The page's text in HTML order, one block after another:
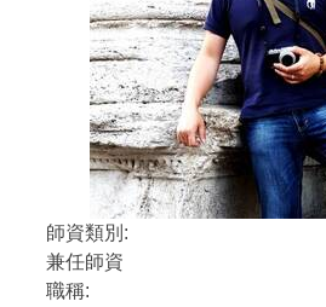
師資類別:
兼任師資
職稱: